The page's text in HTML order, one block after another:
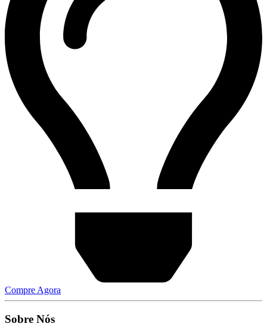
Compre Agora
Sobre Nós